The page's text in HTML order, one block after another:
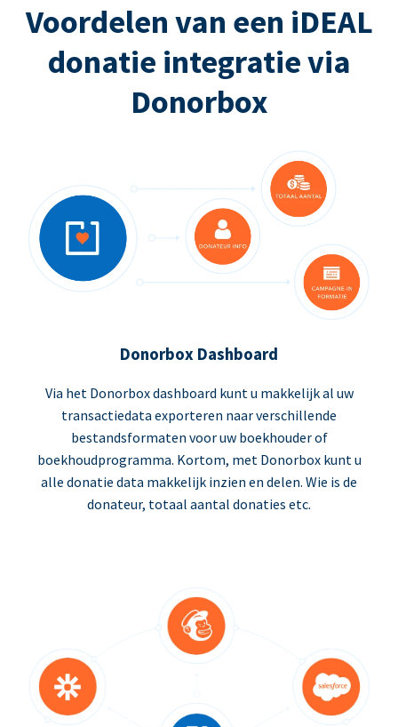
Voordelen van een iDEAL
donatie integratie via
Donorbox
Donorbox Dashboard
Via het Donorbox dashboard kunt u makkelijk al uw
transactiedata exporteren naar verschillende
bestandsformaten voor uw boekhouder of
boekhoudprogramma. Kortom, met Donorbox kunt u
alle donatie data makkelijk inzien en delen. Wie is de
donateur, totaal aantal donaties etc.